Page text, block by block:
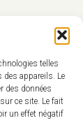
telles
des appareils. Le
des données
ce site. Le fait
un effet négatif